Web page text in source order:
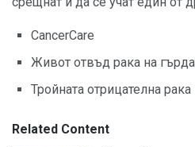
CancerCare
Живот отвъд рака на
Тройната отрицателна
Related Content